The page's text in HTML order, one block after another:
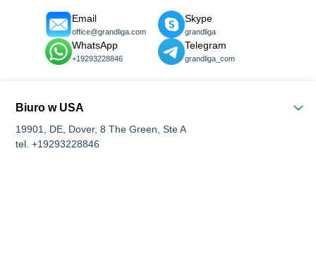
Biuro w USA
19901, DE, Dover, 8 The Green, Ste A
tel. +19293228846
Email
office@grandliga.com
Skype
grandliga
WhatsApp
+19293228846
Telegram
grandliga_com